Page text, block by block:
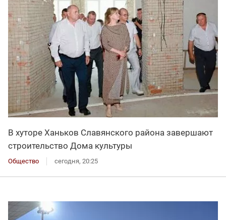
В хуторе Ханьков Славянского района завершают
строительство Дома культуры
Общество сегодня, 20:25